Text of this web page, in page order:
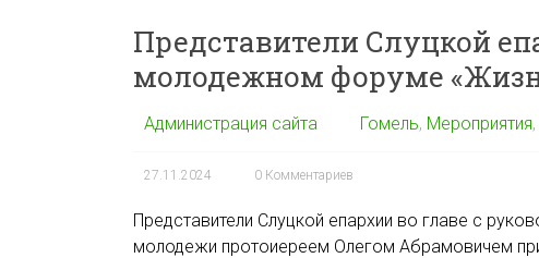
Представители Слуцкой
молодежном форуме
Администрация сайта Гомель, Мероприятия,
27.11.2024 0 Комментариев
Представители Слуцкой епархии во главе с
молодежи протоиереем Олегом Абрамовичем